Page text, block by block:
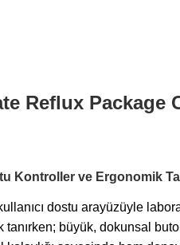
Kontroller ve Ergonomik
dostu arayüzüyle
tanırken; büyük, dokunsal